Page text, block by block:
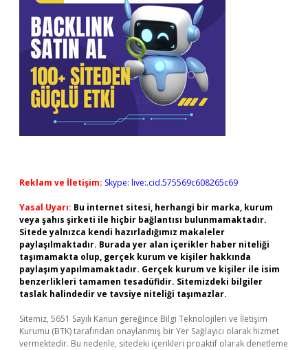
Reklam ve İletişim: Skype: live:.cid.575569c608265c69
Yasal Uyarı: Bu internet sitesi, herhangi bir marka, kurum
veya şahıs şirketi ile hiçbir bağlantısı bulunmamaktadır.
Sitede yalnızca kendi hazırladığımız makaleler
paylaşılmaktadır. Burada yer alan içerikler haber niteliği
taşımamakta olup, gerçek kurum ve kişiler hakkında
paylaşım yapılmamaktadır. Gerçek kurum ve kişiler ile isim
benzerlikleri tamamen tesadüfidir. Sitemizdeki bilgiler
taslak halindedir ve tavsiye niteliği taşımazlar.
Sitemiz, 5651 Sayılı Kanun gereğince Bilgi Teknolojileri ve İletişim
Kurumu (BTK) tarafından onaylanmış bir Yer Sağlayıcı olarak hizmet
vermektedir. Bu nedenle, sitedeki içerikleri proaktif olarak denetleme